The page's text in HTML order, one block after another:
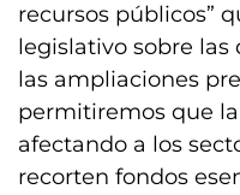
recursos públicos”
legislativo sobre
las ampliaciones
permitiremos que
afectando a los
recorten fondos